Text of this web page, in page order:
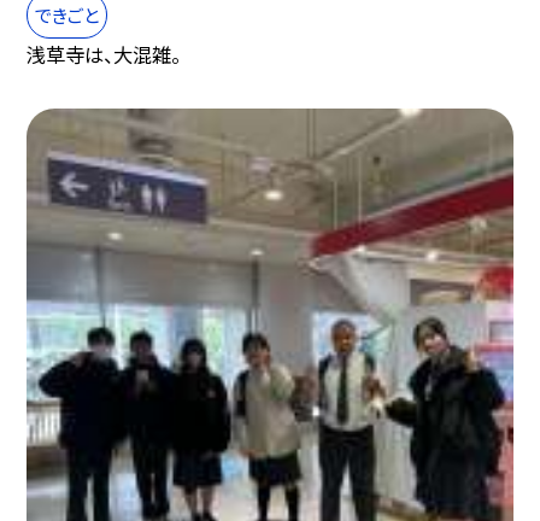
できごと
浅草寺は、大混雑。